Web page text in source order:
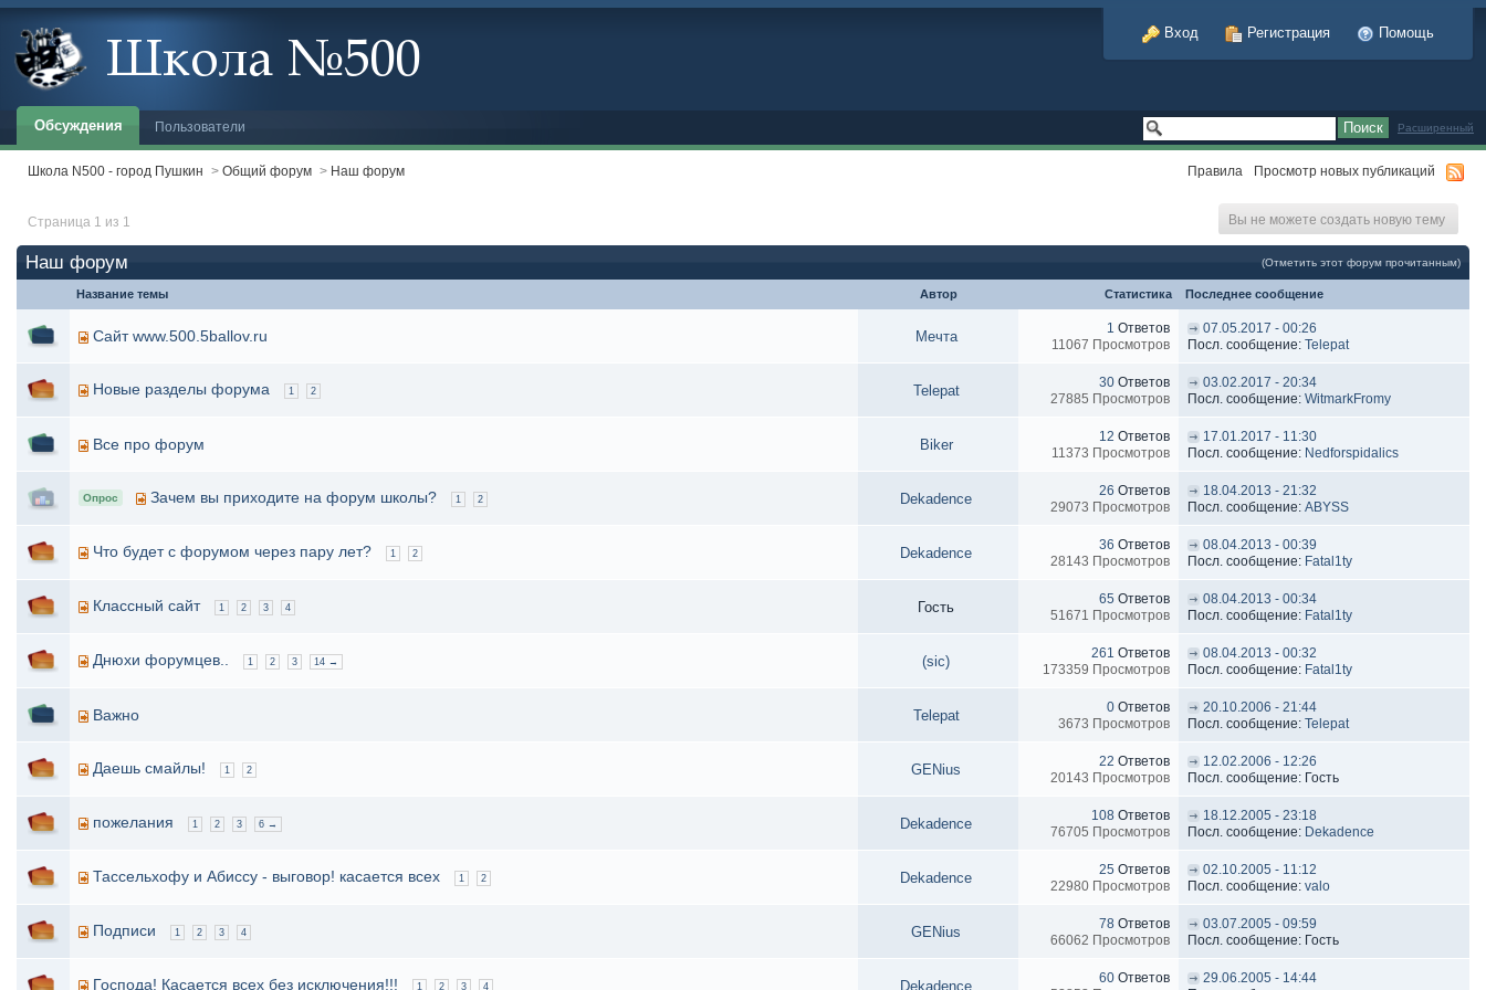
Вход Регистрация Помощь
Расширенный
Обсуждения Пользователи
Школа N500 - город Пушкин > Общий форум > Наш форум Правила Просмотр новых публикаций
Страница 1 из 1 Вы не можете создать новую тему
Наш форум (Отметить этот форум прочитанным)
Название темы Автор Статистика Последнее сообщение
Сайт www.500.5ballov.ru Мечта 1 Ответов
11067 Просмотров
07.05.2017 - 00:26
Посл. сообщение: Telepat
Новые разделы форума 1 2 Telepat 30 Ответов
27885 Просмотров
03.02.2017 - 20:34
Посл. сообщение: WitmarkFromy
Все про форум Biker 12 Ответов
11373 Просмотров
17.01.2017 - 11:30
Посл. сообщение: Nedforspidalics
Опрос Зачем вы приходите на форум школы? 1 2 Dekadence 26 Ответов
29073 Просмотров
18.04.2013 - 21:32
Посл. сообщение: ABYSS
Что будет с форумом через пару лет? 1 2 Dekadence 36 Ответов
28143 Просмотров
08.04.2013 - 00:39
Посл. сообщение: Fatal1ty
Классный сайт 1 2 3 4 Гость 65 Ответов
51671 Просмотров
08.04.2013 - 00:34
Посл. сообщение: Fatal1ty
Днюхи форумцев.. 1 2 3 14 → (sic) 261 Ответов
173359 Просмотров
08.04.2013 - 00:32
Посл. сообщение: Fatal1ty
Важно Telepat 0 Ответов
3673 Просмотров
20.10.2006 - 21:44
Посл. сообщение: Telepat
Даешь смайлы! 1 2 GENius 22 Ответов
20143 Просмотров
12.02.2006 - 12:26
Посл. сообщение: Гость
пожелания 1 2 3 6 → Dekadence 108 Ответов
76705 Просмотров
18.12.2005 - 23:18
Посл. сообщение: Dekadence
Тассельхофу и Абиссу - выговор! касается всех 1 2 Dekadence 25 Ответов
22980 Просмотров
02.10.2005 - 11:12
Посл. сообщение: valo
Подписи 1 2 3 4 GENius 78 Ответов
66062 Просмотров
03.07.2005 - 09:59
Посл. сообщение: Гость
Господа! Касается всех без исключения!!! 1 2 3 4 Dekadence 60 Ответов
29.06.2005 - 14:44